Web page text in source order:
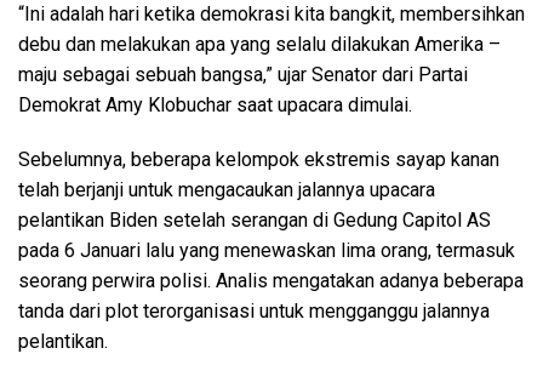
“Ini adalah hari ketika demokrasi kita bangkit, membersihkan
debu dan melakukan apa yang selalu dilakukan Amerika –
maju sebagai sebuah bangsa,” ujar Senator dari Partai
Demokrat Amy Klobuchar saat upacara dimulai.
Sebelumnya, beberapa kelompok ekstremis sayap kanan
telah berjanji untuk mengacaukan jalannya upacara
pelantikan Biden setelah serangan di Gedung Capitol AS
pada 6 Januari lalu yang menewaskan lima orang, termasuk
seorang perwira polisi. Analis mengatakan adanya beberapa
tanda dari plot terorganisasi untuk mengganggu jalannya
pelantikan.